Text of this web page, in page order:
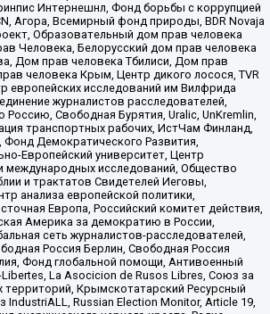
Интернешнл, Фонд борьбы с коррупцией
Агора, Всемирный фонд природы, BDR Novaja
Образовательный дом прав человека
Человека, Белорусский дом прав человека
Дом прав человека Тбилиси, Дом прав
человека Крым, Центр дикого лосося, TVR
европейских исследований им Вилфрида
журналистов расследователей,
Свободная Бурятия, Uralic, UnKremlin,
транспортных рабочих, ИстЧам Финланд,
Фонд Демократического Развития,
Европейский университет, Центр
международных исследований, Общество
и трактатов Свидетелей Иеговы,
анализа европейской политики,
Европа, Российский комитет действия,
Америка за демократию в России,
сеть журналистов-расследователей,
Россия Берлин, Свободная Россия
Фонд глобальной помощи, Антивоенный
La Asocicion de Rusos Libres, Союз за
Крымскотатарский Ресурсный
IndustriALL, Russian Election Monitor, Article 19,